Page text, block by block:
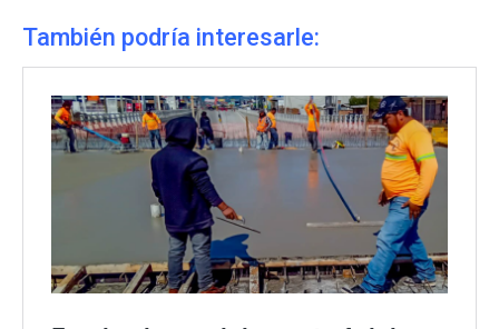
También podría interesarle: